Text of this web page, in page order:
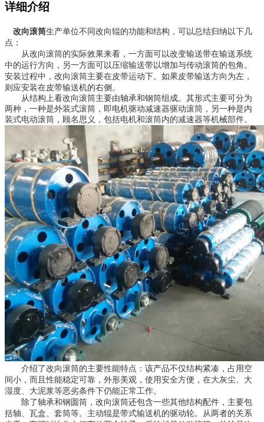
详细介绍
改向滚筒生产单位不同改向辊的功能和结构，可以总结归纳以下几
点：
从改向滚筒的实际效果来看，一方面可以改变输送带在输送系统
中的运行方向，另一方面可以压缩输送带以增加与传动滚筒的包角。
安装过程中，改向滚筒主要在皮带运动下。如果皮带输送方向为左，
则应安装在皮带输送机的右侧。
从结构上看改向滚筒主要由轴承和钢筒组成。其形式主要可分为
两种，一种是外装式滚筒，即电机驱动减速器驱动滚筒，另一种是内
装式电动滚筒，顾名思义，包括电机和滚筒内的减速器等机械部件。
介绍了改向滚筒的主要性能特点：该产品不仅结构紧凑，占用空
间小，而且性能稳定可靠，外形美观，使用安全方便，在大灰尘、大
湿度、大泥浆等恶劣条件下仍能正常工作。
除了轴承和钢圆筒，改向滚筒还包含一些其他结构配件，主要包
括轴、瓦盒、套筒等。主动辊是带式输送机的驱动轮。从两者的关系